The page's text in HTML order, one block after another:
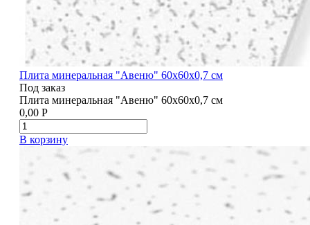
Плита минеральная "Авеню" 60х60х0,7 см
Под заказ
Плита минеральная "Авеню" 60х60х0,7 см
0,00 Р
В корзину